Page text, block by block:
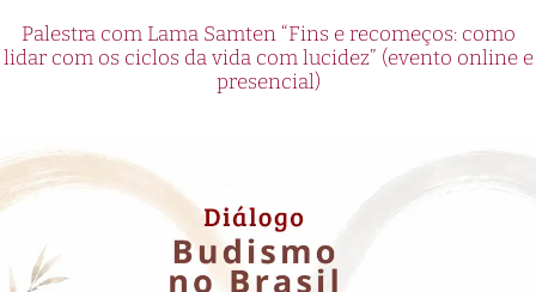
Palestra com Lama Samten “Fins e recomeços: como
lidar com os ciclos da vida com lucidez” (evento online e
presencial)